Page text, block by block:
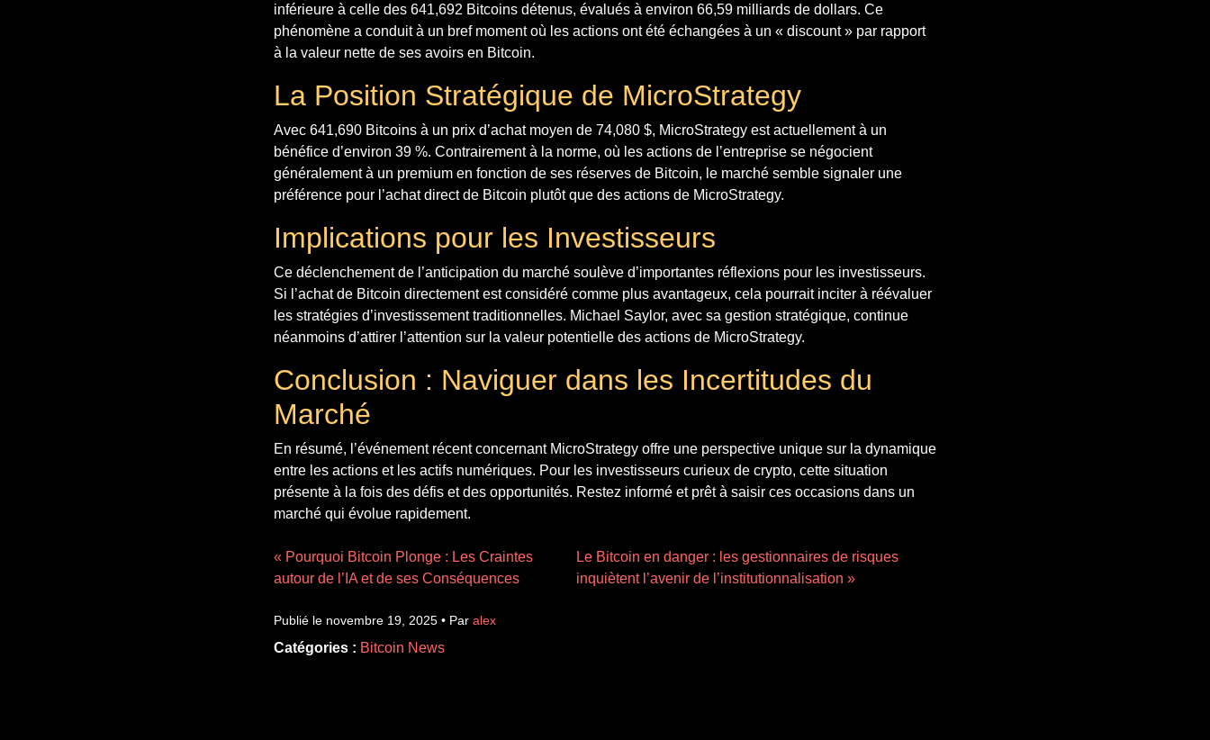
inférieure à celle des 641,692 Bitcoins détenus, évalués à environ 66,59 milliards de dollars. Ce
phénomène a conduit à un bref moment où les actions ont été échangées à un « discount » par rapport
à la valeur nette de ses avoirs en Bitcoin.
La Position Stratégique de MicroStrategy
Avec 641,690 Bitcoins à un prix d’achat moyen de 74,080 $, MicroStrategy est actuellement à un
bénéfice d’environ 39 %. Contrairement à la norme, où les actions de l’entreprise se négocient
généralement à un premium en fonction de ses réserves de Bitcoin, le marché semble signaler une
préférence pour l’achat direct de Bitcoin plutôt que des actions de MicroStrategy.
Implications pour les Investisseurs
Ce déclenchement de l’anticipation du marché soulève d’importantes réflexions pour les investisseurs.
Si l’achat de Bitcoin directement est considéré comme plus avantageux, cela pourrait inciter à réévaluer
les stratégies d’investissement traditionnelles. Michael Saylor, avec sa gestion stratégique, continue
néanmoins d’attirer l’attention sur la valeur potentielle des actions de MicroStrategy.
Conclusion : Naviguer dans les Incertitudes du
Marché
En résumé, l’événement récent concernant MicroStrategy offre une perspective unique sur la dynamique
entre les actions et les actifs numériques. Pour les investisseurs curieux de crypto, cette situation
présente à la fois des défis et des opportunités. Restez informé et prêt à saisir ces occasions dans un
marché qui évolue rapidement.
« Pourquoi Bitcoin Plonge : Les Craintes
autour de l’IA et de ses Conséquences
Le Bitcoin en danger : les gestionnaires de risques
inquiètent l’avenir de l’institutionnalisation »
Publié le novembre 19, 2025 • Par alex
Catégories : Bitcoin News